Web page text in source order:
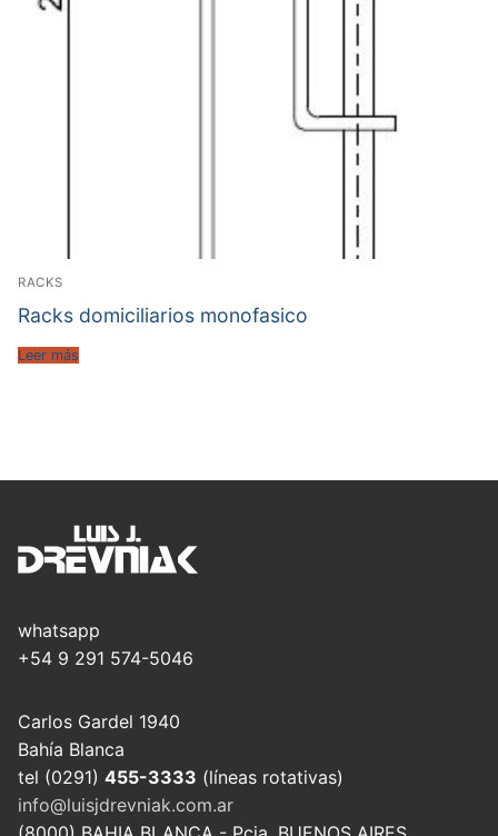
RACKS
Racks domiciliarios monofasico
Leer más
whatsapp
+54 9 291 574-5046
Carlos Gardel 1940
Bahía Blanca
tel (0291) 455-3333 (líneas rotativas)
info@luisjdrevniak.com.ar